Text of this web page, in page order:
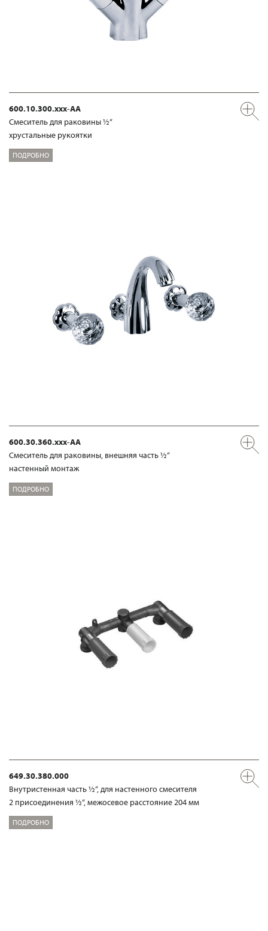
600.10.300.xxx-AA
Смеситель для раковины ½“
хрустальные рукоятки
ПОДРОБНО
600.30.360.xxx-AA
Смеситель для раковины, внешняя часть ½“
настенный монтаж
ПОДРОБНО
649.30.380.000
Внутристенная часть ½“, для настенного смесителя
2 присоединения ½“, межосевое расстояние 204 мм
ПОДРОБНО